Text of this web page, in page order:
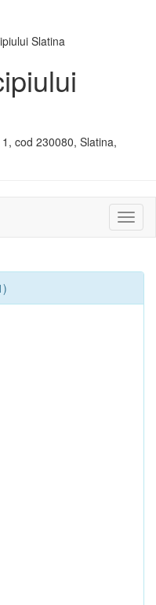
cod 230080, Slatina,
sau